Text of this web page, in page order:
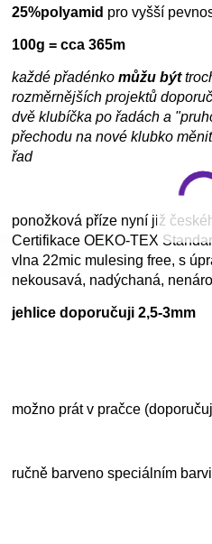
25%polyamid pro vyšší
100g = cca 365m
každé přadénko můžu být
rozměrnějších projektů
dvě klubíčka po řadách a
přechodu na nové klubko
řad
ponožková příze nyní již
Certifikace OEKO-TEX
vlna 22mic mulesing free, s
nekousavá, nadýchaná,
jehlice doporučuji 2,5-3mm
možno prát v pračce
ručně barveno speciálním